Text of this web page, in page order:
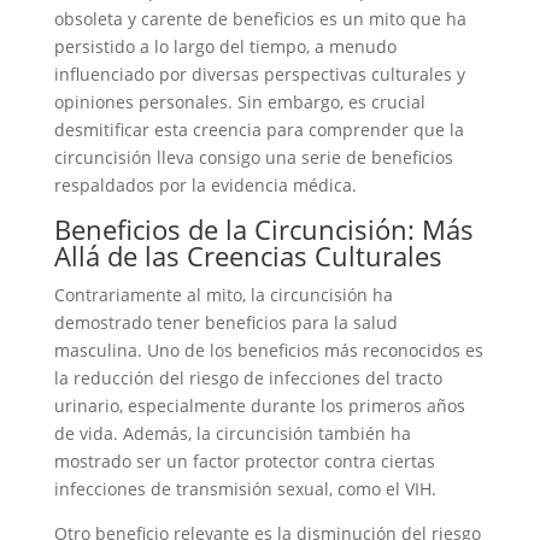
obsoleta y carente de beneficios es un mito que ha
persistido a lo largo del tiempo, a menudo
influenciado por diversas perspectivas culturales y
opiniones personales. Sin embargo, es crucial
desmitificar esta creencia para comprender que la
circuncisión lleva consigo una serie de beneficios
respaldados por la evidencia médica.
Beneficios de la Circuncisión: Más
Allá de las Creencias Culturales
Contrariamente al mito, la circuncisión ha
demostrado tener beneficios para la salud
masculina. Uno de los beneficios más reconocidos es
la reducción del riesgo de infecciones del tracto
urinario, especialmente durante los primeros años
de vida. Además, la circuncisión también ha
mostrado ser un factor protector contra ciertas
infecciones de transmisión sexual, como el VIH.
Otro beneficio relevante es la disminución del riesgo